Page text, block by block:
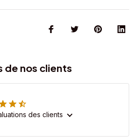
de nos clients
des clients